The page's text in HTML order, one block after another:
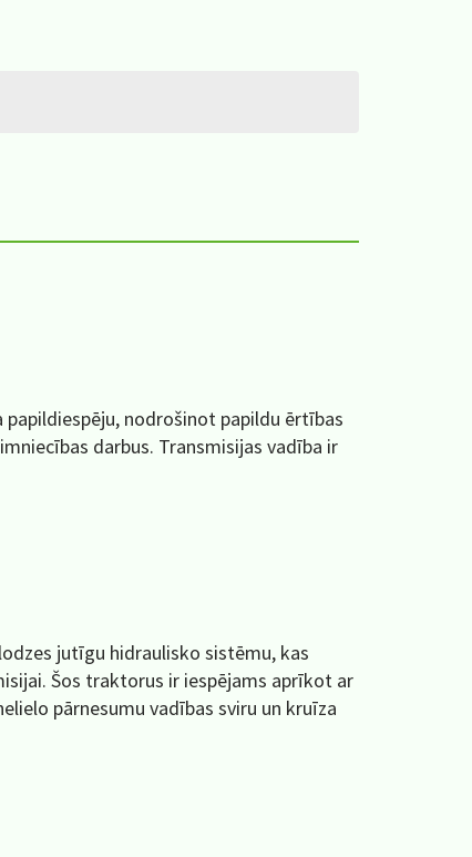
nodrošinot papildu ērtības
darbus. Transmisijas vadība ir
jutīgu hidraulisko sistēmu, kas
Šos traktorus ir iespējams aprīkot ar
pārnesumu vadības sviru un kruīza